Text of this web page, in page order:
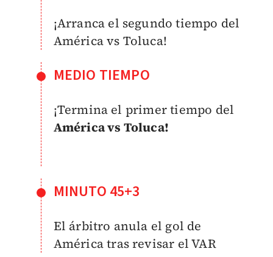
¡Arranca el segundo tiempo del
América vs Toluca!
MEDIO TIEMPO
¡Termina el primer tiempo del
América vs Toluca!
MINUTO 45+3
El árbitro anula el gol de
América tras revisar el VAR